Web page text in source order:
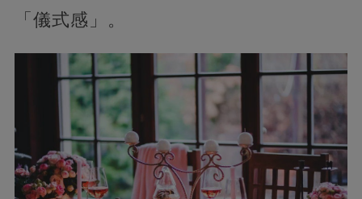
「儀式感」。